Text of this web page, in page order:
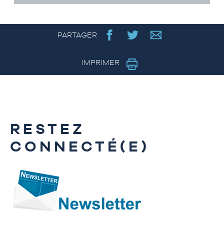
PARTAGER
IMPRIMER
RESTEZ
CONNECTÉ(E)